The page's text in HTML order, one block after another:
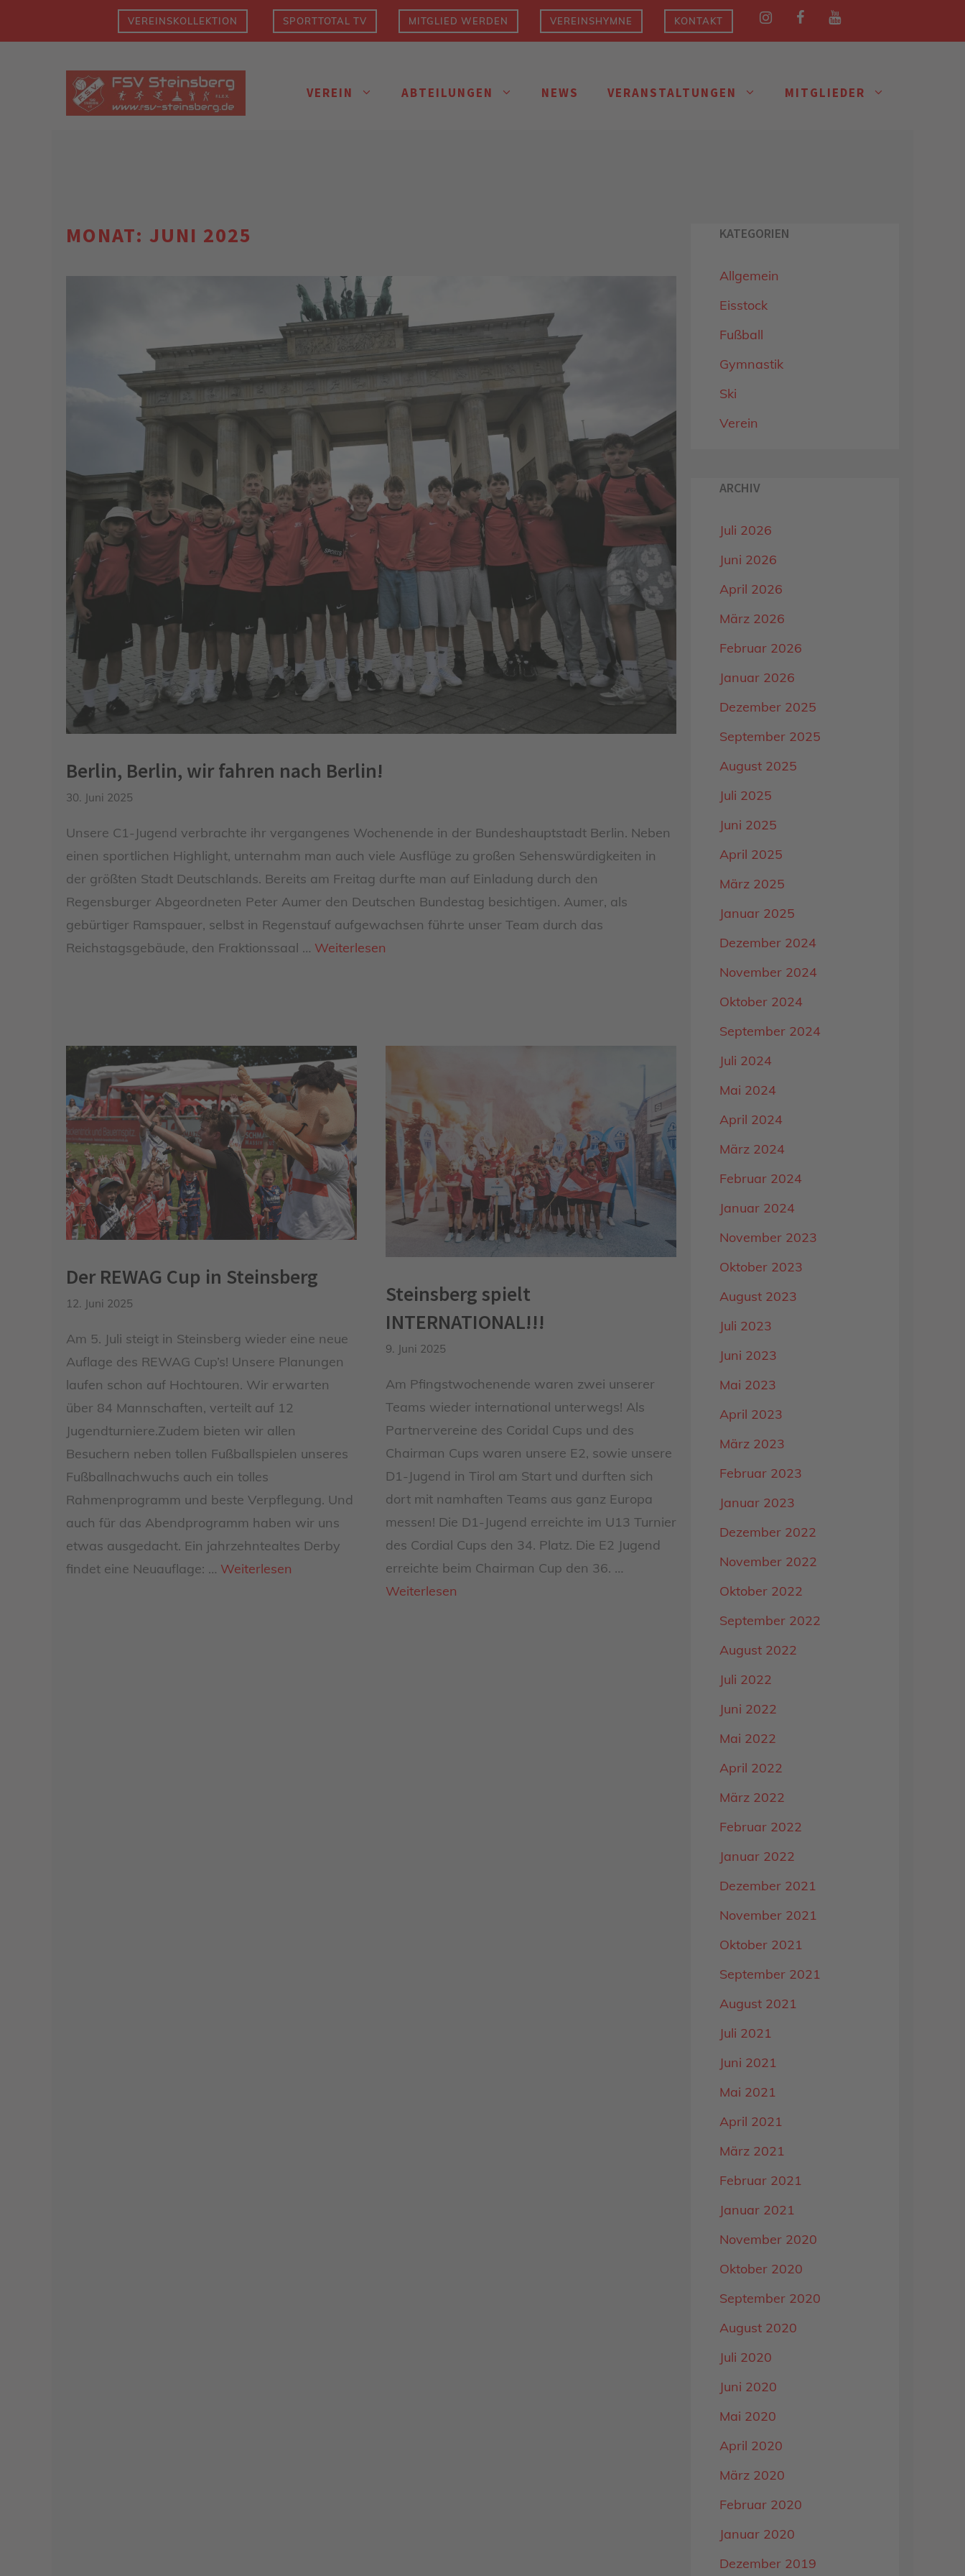
VEREINSKOLLEKTION SPORTTOTAL TV MITGLIED WERDEN VEREINSHYMNE KONTAKT
VEREIN ABTEILUNGEN NEWS VERANSTALTUNGEN MITGLIEDER
MONAT: JUNI 2025
Berlin, Berlin, wir fahren nach Berlin!
30. Juni 2025
Unsere C1-Jugend verbrachte ihr vergangenes Wochenende in der Bundeshauptstadt Berlin. Neben
einen sportlichen Highlight, unternahm man auch viele Ausflüge zu großen Sehenswürdigkeiten in
der größten Stadt Deutschlands. Bereits am Freitag durfte man auf Einladung durch den
Regensburger Abgeordneten Peter Aumer den Deutschen Bundestag besichtigen. Aumer, als
gebürtiger Ramspauer, selbst in Regenstauf aufgewachsen führte unser Team durch das
Reichstagsgebäude, den Fraktionssaal … Weiterlesen
Der REWAG Cup in Steinsberg
12. Juni 2025
Am 5. Juli steigt in Steinsberg wieder eine neue
Auflage des REWAG Cup’s! Unsere Planungen
laufen schon auf Hochtouren. Wir erwarten
über 84 Mannschaften, verteilt auf 12
Jugendturniere.Zudem bieten wir allen
Besuchern neben tollen Fußballspielen unseres
Fußballnachwuchs auch ein tolles
Rahmenprogramm und beste Verpflegung. Und
auch für das Abendprogramm haben wir uns
etwas ausgedacht. Ein jahrzehntealtes Derby
findet eine Neuauflage: … Weiterlesen
Steinsberg spielt
INTERNATIONAL!!!
9. Juni 2025
Am Pfingstwochenende waren zwei unserer
Teams wieder international unterwegs! Als
Partnervereine des Coridal Cups und des
Chairman Cups waren unsere E2, sowie unsere
D1-Jugend in Tirol am Start und durften sich
dort mit namhaften Teams aus ganz Europa
messen! Die D1-Jugend erreichte im U13 Turnier
des Cordial Cups den 34. Platz. Die E2 Jugend
erreichte beim Chairman Cup den 36. …
Weiterlesen
KATEGORIEN
Allgemein
Eisstock
Fußball
Gymnastik
Ski
Verein
ARCHIV
Juli 2026
Juni 2026
April 2026
März 2026
Februar 2026
Januar 2026
Dezember 2025
September 2025
August 2025
Juli 2025
Juni 2025
April 2025
März 2025
Januar 2025
Dezember 2024
November 2024
Oktober 2024
September 2024
Juli 2024
Mai 2024
April 2024
März 2024
Februar 2024
Januar 2024
November 2023
Oktober 2023
August 2023
Juli 2023
Juni 2023
Mai 2023
April 2023
März 2023
Februar 2023
Januar 2023
Dezember 2022
November 2022
Oktober 2022
September 2022
August 2022
Juli 2022
Juni 2022
Mai 2022
April 2022
März 2022
Februar 2022
Januar 2022
Dezember 2021
November 2021
Oktober 2021
September 2021
August 2021
Juli 2021
Juni 2021
Mai 2021
April 2021
März 2021
Februar 2021
Januar 2021
November 2020
Oktober 2020
September 2020
August 2020
Juli 2020
Juni 2020
Mai 2020
April 2020
März 2020
Februar 2020
Januar 2020
Dezember 2019